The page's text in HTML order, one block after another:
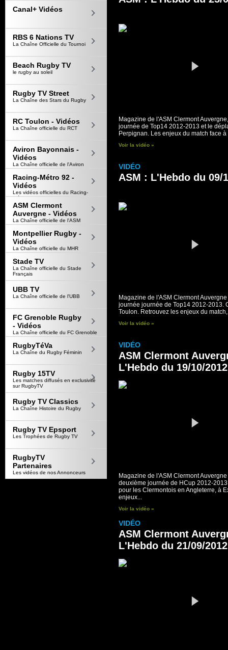
Canal+ Vidéos
RBS 6 Nations TV
La Chaîne Officielle du Tournoi
Beach Rugby TV
le rugby au soleil
Rugby TV Street
La Chaîne des Stars du Rugby
RC Toulon - Vidéos
La Chaîne officielle du RCT
Aviron Bayonnais -
Vidéos
La Chaîne officielle de l'Aviron
Bayonnais
Racing-Métro 92 -
Vidéos
Les vidéos officielles du Racing-
Métro 92
ASM Clermont
Auvergne - Vidéos
La Chaîne officielle de l'ASM
Montpellier Rugby -
Vidéos
La Chaîne officielle du MHR
Stade TV
La Chaîne officielle du Stade
Français
UBB TV
La Chaîne officielle de l'UBB
FC Grenoble Rugby
- Vidéos
La Chaîne officielle du FC Grenoble
RugbyTéVa
La Chaîne du Rugby Féminin
Rugby 15TV
Les matches diffusés en exclusivité
sur RugbyTV
Rugby TV Classics
La Chaîne Histoire du Rugby
Rugby TV Epsport
Les Trophées de Rugby TV
RugbyTV
Partenaires
Les vidéos de nos Annonceurs
Magazine de l'ASM Clermont
journée de Top14 2012-2013 et le
Perpignan. Les enjeux du match face à
Voir la vidéo »
VIDÉO
ASM : L'Hebdo du 09/
Magazine de l'ASM Clermont
journée journée de Top14 2012-2013.
Toulon. Retrouvez les enjeux du
Voir la vidéo »
VIDÉO
ASM Clermont
L'Hebdo du 19/10/2012
Magazine de l'ASM Clermont
deuxième journée de HCup 2012-
pour les Clermontois en Angleterre, à
enjeux...
Voir la vidéo »
VIDÉO
ASM Clermont
L'Hebdo du 21/09/2012